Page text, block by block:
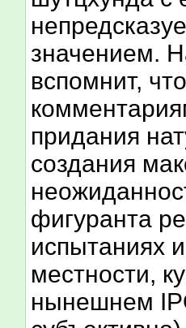
значением.
вспомнит,
придания
создания
фигуранта
испытаниях
местности,
нынешнем